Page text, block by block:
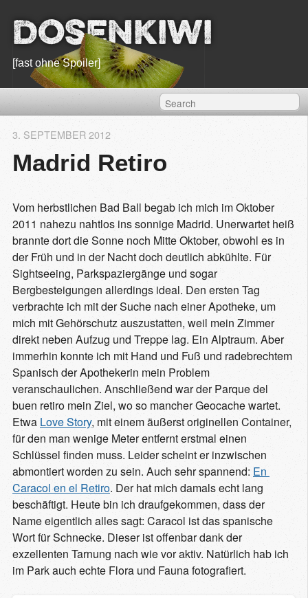
Dosenkiwi
[fast ohne Spoiler]
Madrid Retiro
3. SEPTEMBER 2012
Vom herbstlichen Bad Ball begab ich mich im Oktober
2011 nahezu nahtlos ins sonnige Madrid. Unerwartet heiß
brannte dort die Sonne noch Mitte Oktober, obwohl es in
der Früh und in der Nacht doch deutlich abkühlte. Für
Sightseeing, Parkspaziergänge und sogar
Bergbesteigungen allerdings ideal. Den ersten Tag
verbrachte ich mit der Suche nach einer Apotheke, um
mich mit Gehörschutz auszustatten, weil mein Zimmer
direkt neben Aufzug und Treppe lag. Ein Alptraum. Aber
immerhin konnte ich mit Hand und Fuß und radebrechtem
Spanisch der Apothekerin mein Problem
veranschaulichen. Anschließend war der Parque del
buen retiro mein Ziel, wo so mancher Geocache wartet.
Etwa Love Story, mit einem äußerst originellen Container,
für den man wenige Meter entfernt erstmal einen
Schlüssel finden muss. Leider scheint er inzwischen
abmontiert worden zu sein. Auch sehr spannend: En
Caracol en el Retiro. Der hat mich damals echt lang
beschäftigt. Heute bin ich draufgekommen, dass der
Name eigentlich alles sagt: Caracol ist das spanische
Wort für Schnecke. Dieser ist offenbar dank der
exzellenten Tarnung nach wie vor aktiv. Natürlich hab ich
im Park auch echte Flora und Fauna fotografiert.